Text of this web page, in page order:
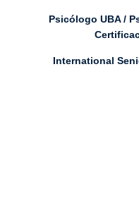
Psicólogo UBA /
International